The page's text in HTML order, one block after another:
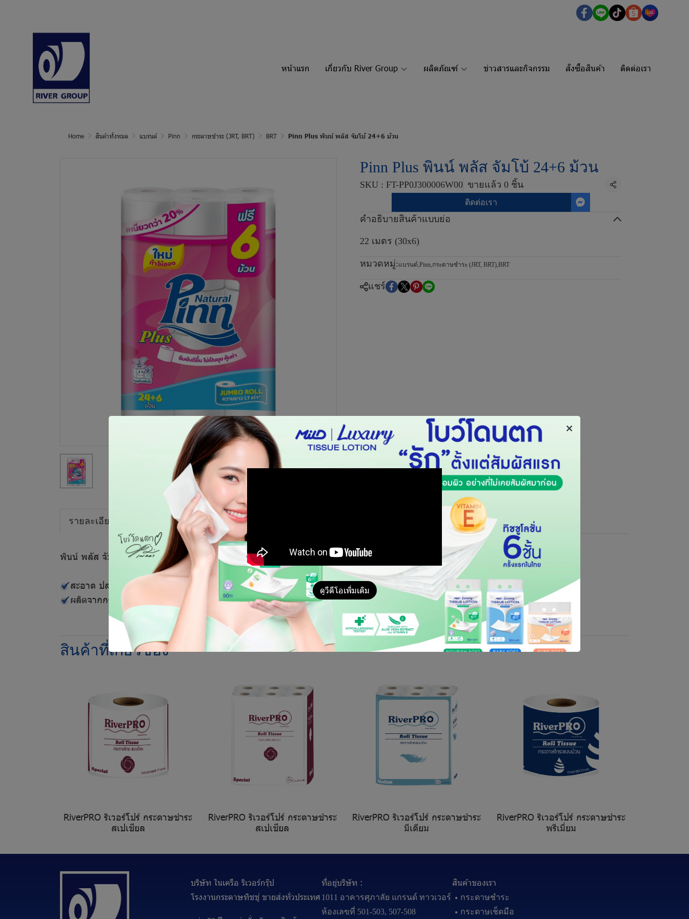
หน้าแรก เกี่ยวกับ River Group ผลิตภัณฑ์ ข่าวสารและกิจกรรม สั่งซื้อสินค้า ติดต่อเรา
Home สินค้าทั้งหมด แบรนด์ Pinn กระดาษชำระ (JRT, BRT) BRT Pinn Plus พินน์ พลัส จัมโบ้ 24+6 ม้วน
Pinn Plus พินน์ พลัส จัมโบ้ 24+6 ม้วน
SKU : FT-PP0J300006W00 ขายแล้ว 0 ชิ้น
แชร์
ติดต่อเรา
คำอธิบายสินค้าแบบย่อ
22 เมตร (30x6)
หมวดหมู่:แบรนด์,Pinn,กระดาษชำระ (JRT, BRT),BRT
แชร์
รายละเอียดสินค้า
พินน์ พลัส จัมโบ้ 24+6 ม้วน 22 เมตร (30x6)
สะอาด ปลอดภัย ผ่านกระบวนการอบด้วยความร้อน 200 องศาเซลเซียส ไม่ผ่านการฟอกสี ไร้สารฟอกขาว 100%
ผลิตจากกระดาษรีไซเคิลที่ยังไม่ผ่านการใช้งาน ด้วยเทคโนโลยีจากประเทศญี่ปุ่น
สินค้าที่เกี่ยวข้อง
RiverPRO ริเวอร์โปร์ กระดาษชำระ
สเปเชียล
RiverPRO ริเวอร์โปร์ กระดาษชำระ
สเปเชียล
RiverPRO ริเวอร์โปร์ กระดาษชำระ
มีเดียม
RiverPRO ริเวอร์โปร์ กระดาษชำระ
พรีเมี่ยม
บริษัท ในเครือ ริเวอร์กรุ๊ป
โรงงานกระดาษทิชชู่ ขายส่งทั่วประเทศ
ที่อยู่บริษัท :
1011 อาคารศุภาลัย แกรนด์ ทาวเวอร์
ห้องเลขที่ 501-503, 507-508
สินค้าของเรา
กระดาษชำระ
กระดาษเช็ดมือ
ดูวีดีโอเพิ่มเติม